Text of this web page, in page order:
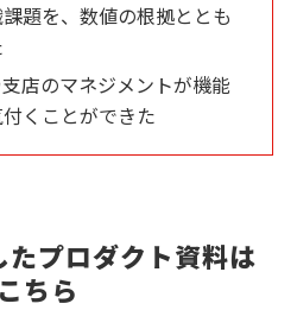
題を、数値の根拠ととも
店のマネジメントが機能
くことができた
プロダクト資料は
こちら